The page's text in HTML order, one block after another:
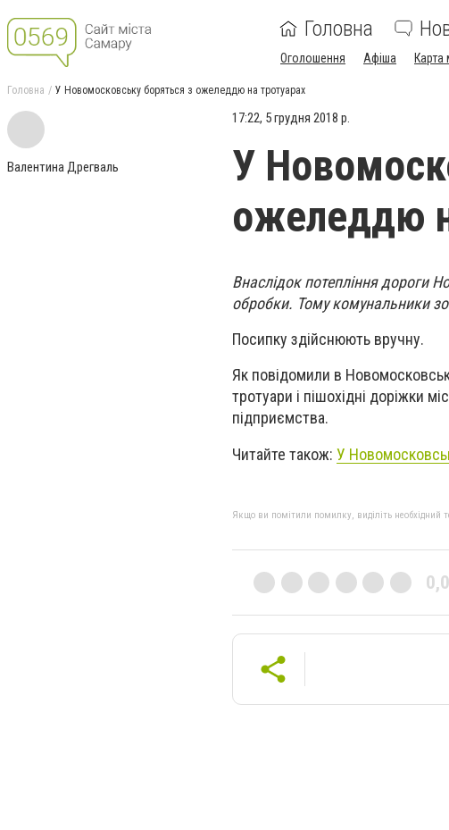
Головна
Оголошення Афіша Карта
Головна У Новомосковську боряться з ожеледдю на тротуарах
Валентина Дрегваль
17:22, 5 грудня 2018 р.
У
ожеледдю
Внаслідок потепління дороги
обробки. Тому комунальники
Посипку здійснюють вручну.
Як повідомили в
тротуари і пішохідні доріжки
підприємства.
Читайте також: У
Якщо ви помітили помилку, виділіть необхідний
0,0